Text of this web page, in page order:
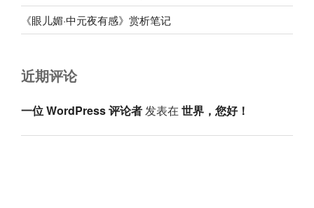
《眼儿媚·中元夜有感》赏析笔记
近期评论
一位 WordPress 评论者发表在 世界，您好！